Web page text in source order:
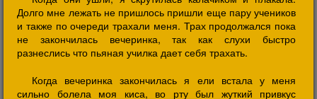
Долго мне лежать не пришлось пришли еще пару учеников
и также по очереди трахали меня. Трах продолжался пока
не закончилась вечеринка, так как слухи быстро
разнеслись что пьяная училка дает себя трахать.
Когда вечеринка закончилась я ели встала у меня
сильно болела моя киса, во рту был жуткий привкус